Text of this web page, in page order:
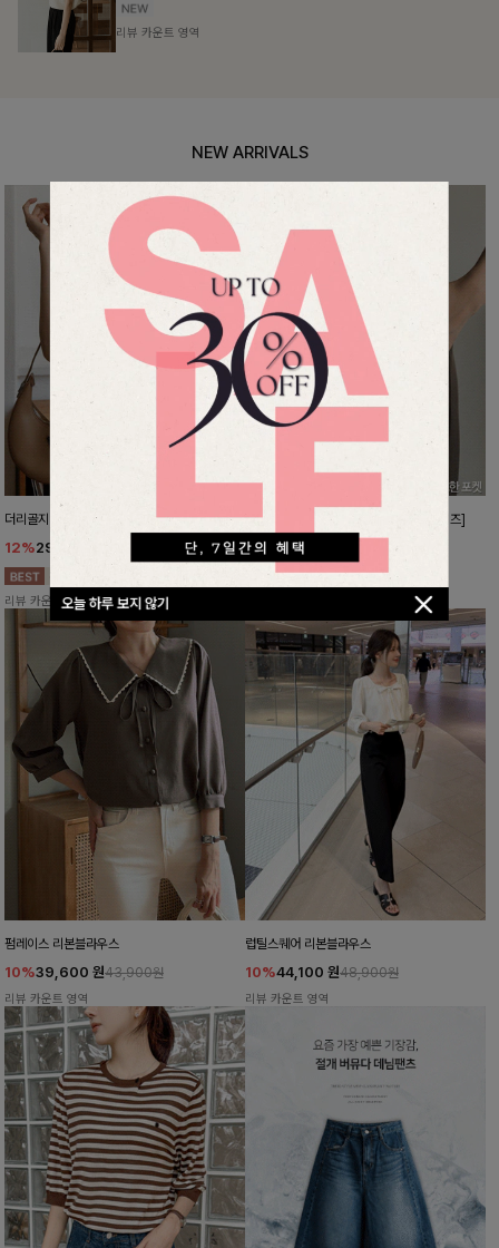
오늘 하루 보지 않기
리뷰 카운트 영역
NEW ARRIVALS
더리골지 카라니트
12%29,900
리뷰 카운트 영역
강력한편안함 와이드슬랙스[FREE,L사이즈]
10% 37,800
리뷰 카운트 영역
펌레이스 리본블라우스
10%39,600 원43,900원
리뷰 카운트 영역
럽틸스퀘어 리본블라우스
10%44,100 원48,900원
리뷰 카운트 영역